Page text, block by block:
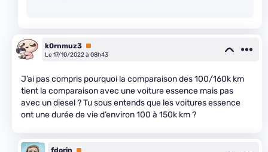
k0rnmuz3 Premium
Le 17/10/2022 à 08h43
J’ai pas compris pourquoi la comparaison des 100/160k km
tient la comparaison avec une voiture essence mais pas
avec un diesel ? Tu sous entends que les voitures essence
ont une durée de vie d’environ 100 à 150k km ?
fdorin
Premium